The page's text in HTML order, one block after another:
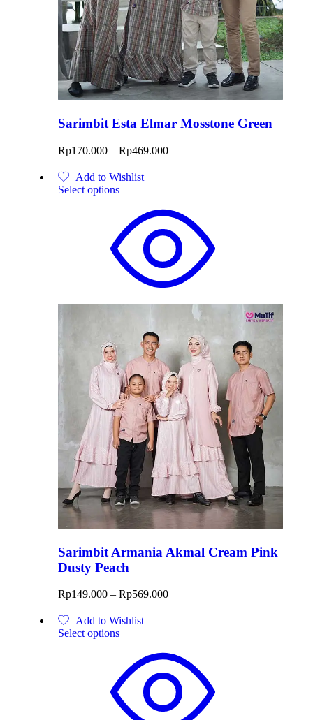
Sarimbit Esta Elmar Mosstone Green
Rp170.000 – Rp469.000
Add to Wishlist
Select options
Sarimbit Armania Akmal Cream Pink
Dusty Peach
Rp149.000 – Rp569.000
Add to Wishlist
Select options